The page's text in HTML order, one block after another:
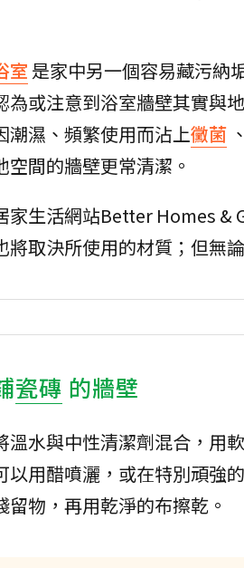
室 是家中另一個容易藏污納
為或注意到浴室牆壁其實與
潮濕、頻繁使用而沾上黴菌
空間的牆壁更常清潔。
家生活網站Better Homes &
將取決所使用的材質；但無
瓷磚 的牆壁
溫水與中性清潔劑混合，用
以用醋噴灑，或在特別頑強
留物，再用乾淨的布擦乾。